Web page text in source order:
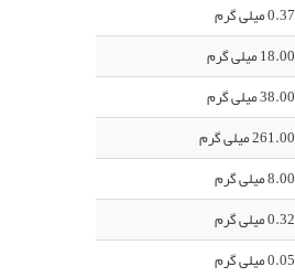
0.37 میلی گرم
18.00 میلی گرم
38.00 میلی گرم
261.00 میلی گرم
8.00 میلی گرم
0.32 میلی گرم
0.05 میلی گرم